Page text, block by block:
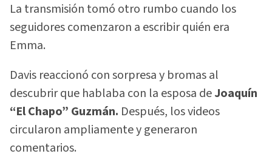
La transmisión tomó otro rumbo cuando los
seguidores comenzaron a escribir quién era
Emma.
Davis reaccionó con sorpresa y bromas al
descubrir que hablaba con la esposa deJoaquín
“El Chapo” Guzmán. Después, los videos
circularon ampliamente y generaron
comentarios.